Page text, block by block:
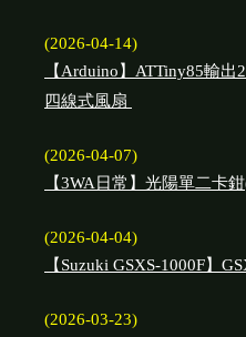
(2026-04-14)
【Arduino】ATTiny85輸
四線式風扇
(2026-04-07)
【3WA日常】光陽單二卡
(2026-04-04)
【Suzuki GSXS-1000F】
(2026-03-23)